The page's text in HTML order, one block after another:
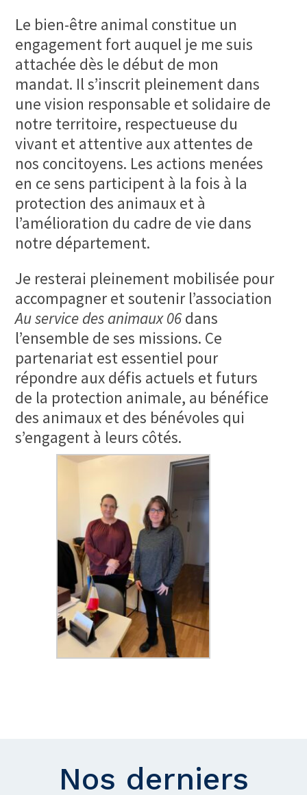
Le bien-être animal constitue un
engagement fort auquel je me suis
attachée dès le début de mon
mandat. Il s’inscrit pleinement dans
une vision responsable et solidaire de
notre territoire, respectueuse du
vivant et attentive aux attentes de
nos concitoyens. Les actions menées
en ce sens participent à la fois à la
protection des animaux et à
l’amélioration du cadre de vie dans
notre département.
Je resterai pleinement mobilisée pour
accompagner et soutenir l’association
Au service des animaux 06 dans
l’ensemble de ses missions. Ce
partenariat est essentiel pour
répondre aux défis actuels et futurs
de la protection animale, au bénéfice
des animaux et des bénévoles qui
s’engagent à leurs côtés.
Nos derniers